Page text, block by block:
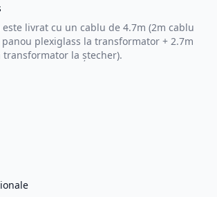
este livrat cu un cablu de 4.7m (2m cablu
plexiglass la transformator + 2.7m
la ștecher).